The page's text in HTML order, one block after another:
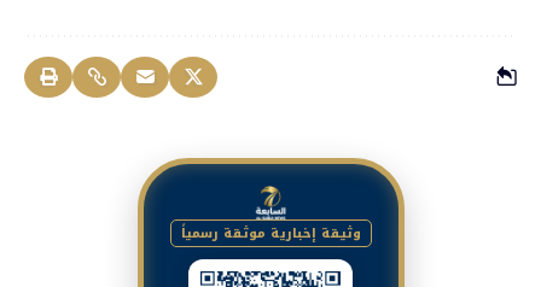
وثيقة إخبارية موثقة رسمياً